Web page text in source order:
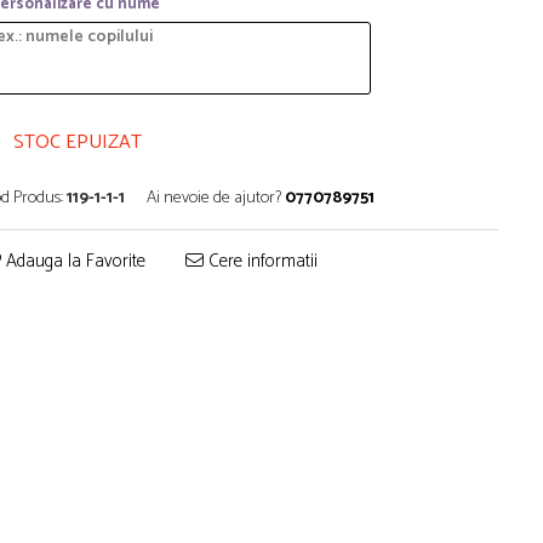
STOC EPUIZAT
Produs:119-1-1-1 Ai nevoie de ajutor?0770789751
Adauga la Favorite Cere informatii